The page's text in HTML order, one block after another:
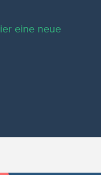
eine neue